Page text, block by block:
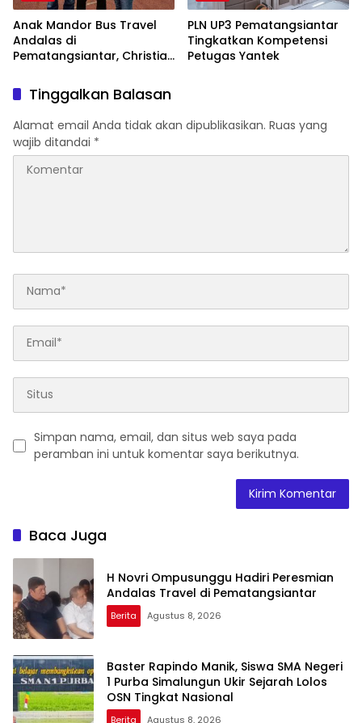
Anak Mandor Bus Travel
Andalas di
Pematangsiantar, Christian
AD 2026
PLN UP3 Pematangsiantar
Tingkatkan Kompetensi
Petugas Yantek
Tinggalkan Balasan
Alamat email Anda tidak akan dipublikasikan. Ruas yang
wajib ditandai *
Simpan nama, email, dan situs web saya pada
peramban ini untuk komentar saya berikutnya.
Baca Juga
H Novri Ompusunggu Hadiri Peresmian
Andalas Travel di Pematangsiantar
Berita Agustus 8, 2026
Baster Rapindo Manik, Siswa SMA Negeri
1 Purba Simalungun Ukir Sejarah Lolos
OSN Tingkat Nasional
Berita Agustus 8, 2026